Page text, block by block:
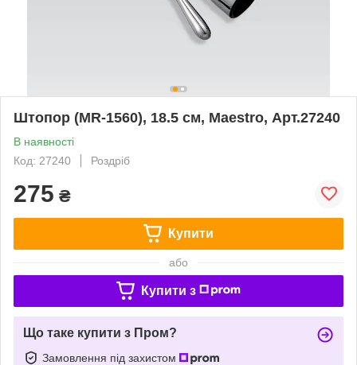
Штопор (MR-1560), 18.5 см, Maestro, Арт.27240
В наявності
Код: 27240
Роздріб
275 ₴
Купити
або
Купити з
Що таке купити з Пром?
Замовлення під захистом